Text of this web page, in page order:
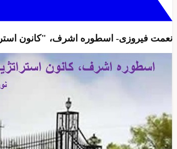
نعمت فیروزی- اسطوره اشرف، "کانون